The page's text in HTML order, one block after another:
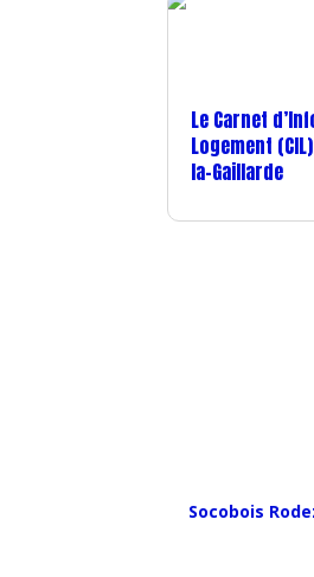
Le Carnet
Logement
la-Gaillarde
Socobois